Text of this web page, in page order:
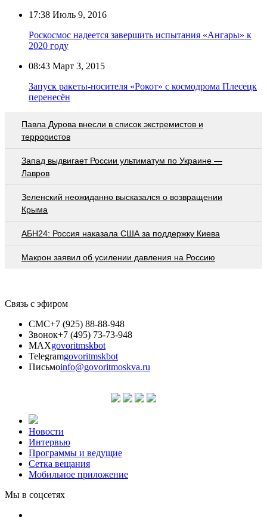
17:38 Июль 9, 2016
Роскосмос надеется завершить испытания «Ангары» к
2020 году
08:43 Март 3, 2015
Запуск ракеты-носителя «Рокот» с космодрома Плесецк
перенесён
Павла Дурова внесли в список экстремистов и
террористов
Запад выдвигает России ультиматум по Украине —
Лавров
Зеленский неожиданно высказался о возвращении
Крыма
АБН24: Россия наказала США за поддержку Киева
Макрон заявил об усилении давления на Россию
Связь с эфиром
СМС+7 (925) 88-88-948
Звонок+7 (495) 73-73-948
MAXgovoritmskbot
Telegramgovoritmskbot
Письмоinfo@govoritmoskva.ru
Новости
Интервью
Программы и ведущие
Сетка вещания
Мобильное приложение
Мы в соцсетях